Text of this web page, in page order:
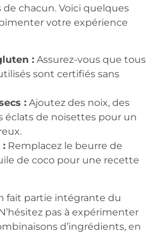
chacun. Voici quelques
votre expérience
: Assurez-vous que tous
sont certifiés sans
: Ajoutez des noix, des
éclats de noisettes pour un
: Remplacez le beurre de
de coco pour une recette
fait partie intégrante du
pas à expérimenter
d’ingrédients, en